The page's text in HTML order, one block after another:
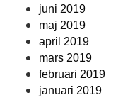
juni 2019
maj 2019
april 2019
mars 2019
februari 2019
januari 2019